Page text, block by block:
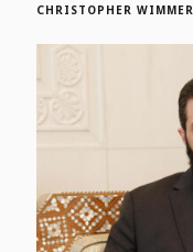
CHRISTOPHER WIMMER